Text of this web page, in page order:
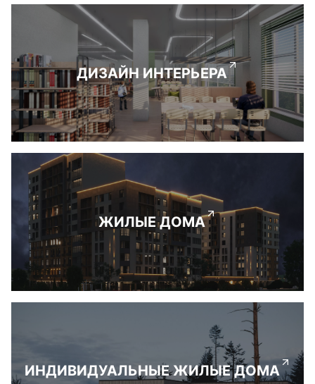
ДИЗАЙН ИНТЕРЬЕРА
ЖИЛЫЕ ДОМА
ИНДИВИДУАЛЬНЫЕ ЖИЛЫЕ ДОМА